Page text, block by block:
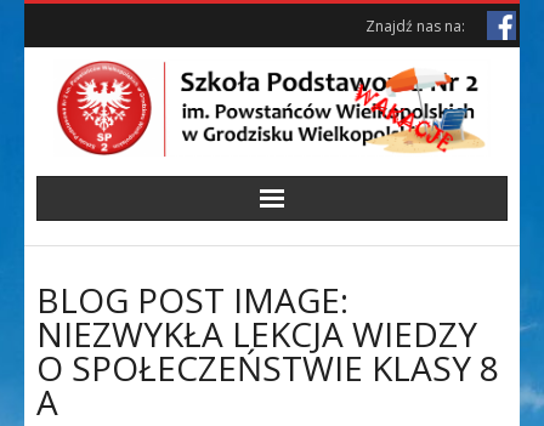
Skip
Skip
Znajdź nas na:
BLOG POST IMAGE:
NIEZWYKŁA LEKCJA WIEDZY
O SPOŁECZEŃSTWIE KLASY 8
A